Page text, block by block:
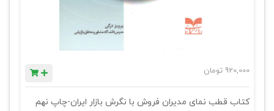
920,000 تومان
کتاب قطب نمای مدیران فروش با نگرش بازار ایران-چاپ نهم